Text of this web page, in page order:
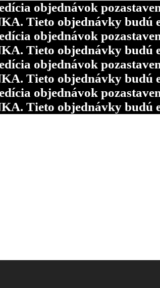
objednávok
Tieto objednávky budú
objednávok
Tieto objednávky budú
objednávok
Tieto objednávky budú
objednávok
Tieto objednávky budú